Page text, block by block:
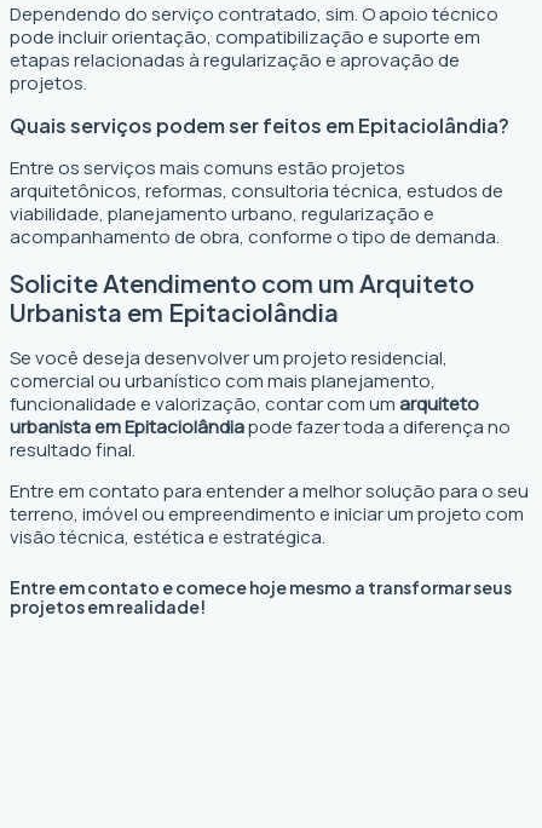
Dependendo do serviço contratado, sim. O apoio técnico
pode incluir orientação, compatibilização e suporte em
etapas relacionadas à regularização e aprovação de
projetos.
Quais serviços podem ser feitos em Epitaciolândia?
Entre os serviços mais comuns estão projetos
arquitetônicos, reformas, consultoria técnica, estudos de
viabilidade, planejamento urbano, regularização e
acompanhamento de obra, conforme o tipo de demanda.
Solicite Atendimento com um Arquiteto
Urbanista em Epitaciolândia
Se você deseja desenvolver um projeto residencial,
comercial ou urbanístico com mais planejamento,
funcionalidade e valorização, contar com umarquiteto
urbanista em Epitaciolândiapode fazer toda a diferença no
resultado final.
Entre em contato para entender a melhor solução para o seu
terreno, imóvel ou empreendimento e iniciar um projeto com
visão técnica, estética e estratégica.
Entre em contato e comece hoje mesmo a transformar seus
projetos em realidade!